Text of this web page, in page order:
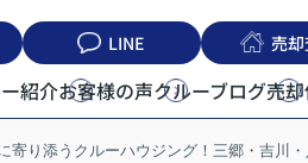
LINE 売
紹介お客様の声クルーブログ売
寄り添うクルーハウジング！三郷・吉川